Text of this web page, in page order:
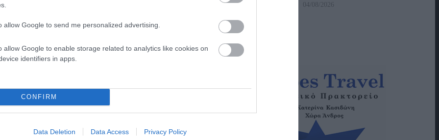
allow Google to send me personalized advertising.
allow Google to enable storage related to analytics like cookies on
identifiers in apps.
CONFIRM
Data Deletion Data Access Privacy Policy
ΚΑΡΔΙΟΛΟΓΙΚΑ ΠΕΡΙΣΤΑΤΙΚΑ ΚΑΙ ΟΤΙ
ΤΩΝ ΠΕΡΙΣΤΑΤΙΚΩΝ ΚΑΙ ΤΟ ΠΗΓΑΙΝΕΛΑ ΤΟΥ
ΤΕΛΕΥΤΑΙΟΥΣ ΜΗΝΕΣ. ΧΘΕΣ ΠΑΛΙ ΕΦΥΓΑΝ
04/08/2026